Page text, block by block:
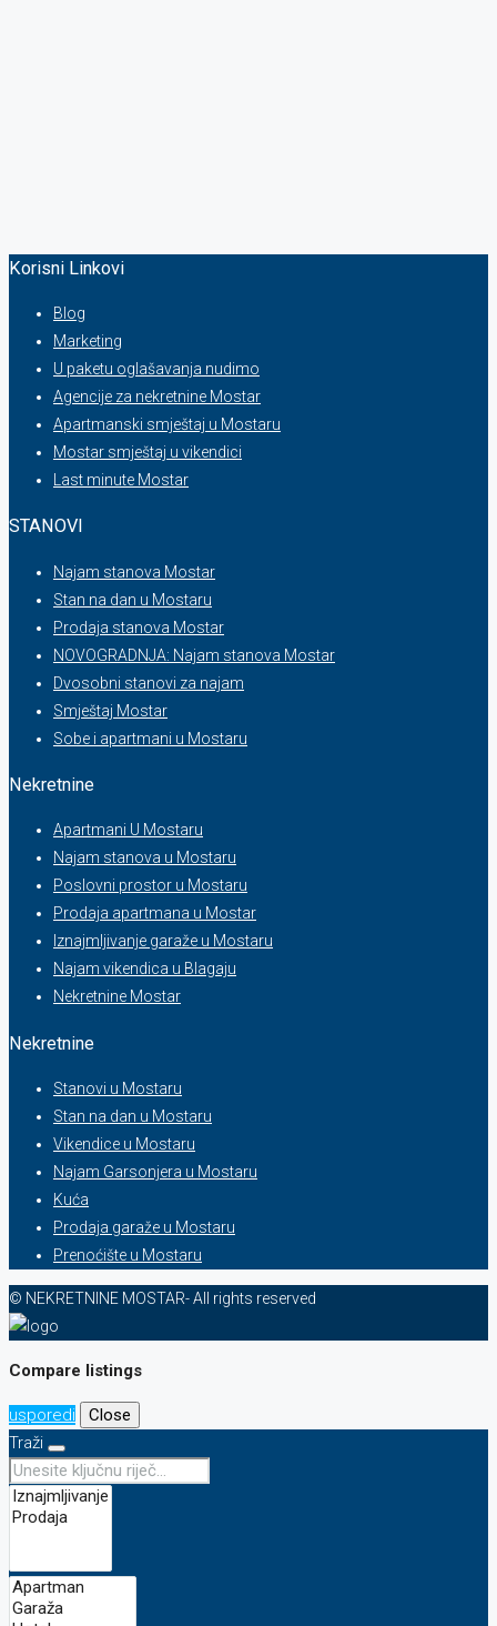
Korisni Linkovi
Blog
Marketing
U paketu oglašavanja nudimo
Agencije za nekretnine Mostar
Apartmanski smještaj u Mostaru
Mostar smještaj u vikendici
Last minute Mostar
STANOVI
Najam stanova Mostar
Stan na dan u Mostaru
Prodaja stanova Mostar
NOVOGRADNJA: Najam stanova Mostar
Dvosobni stanovi za najam
Smještaj Mostar
Sobe i apartmani u Mostaru
Nekretnine
Apartmani U Mostaru
Najam stanova u Mostaru
Poslovni prostor u Mostaru
Prodaja apartmana u Mostar
Iznajmljivanje garaže u Mostaru
Najam vikendica u Blagaju
Nekretnine Mostar
Nekretnine
Stanovi u Mostaru
Stan na dan u Mostaru
Vikendice u Mostaru
Najam Garsonjera u Mostaru
Kuća
Prodaja garaže u Mostaru
Prenoćište u Mostaru
© NEKRETNINE MOSTAR- All rights reserved
Compare listings
usporedi
Close
Traži